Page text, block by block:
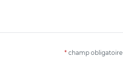
* champ obligatoire